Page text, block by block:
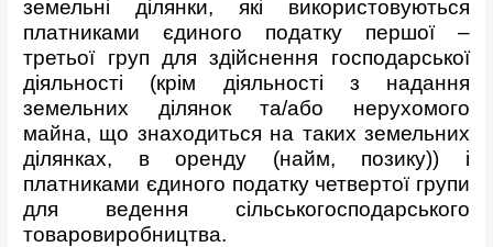
земельні ділянки, які використовуються
платниками єдиного податку першої –
третьої груп для здійснення господарської
діяльності (крім діяльності з надання
земельних ділянок та/або нерухомого
майна, що знаходиться на таких земельних
ділянках, в оренду (найм, позику)) і
платниками єдиного податку четвертої групи
для ведення сільськогосподарського
товаровиробництва.